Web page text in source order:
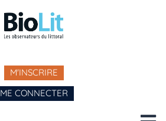
M'INSCRIRE
ME CONNECTER